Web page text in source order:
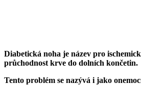
Diabetická noha je název pro
průchodnost krve do dolních končetin.
Tento problém se nazývá i jako